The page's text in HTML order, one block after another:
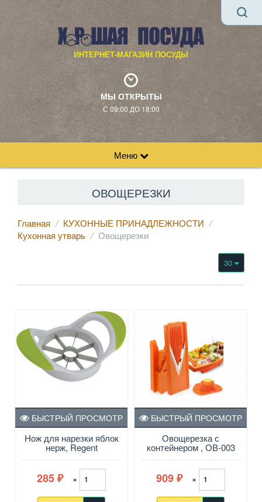
ИНТЕРНЕТ-МАГАЗИН ПОСУДЫ
МЫ ОТКРЫТЫ
С 09:00 ДО 18:00
Меню
ОВОЩЕРЕЗКИ
Главная
КУХОННЫЕ ПРИНАДЛЕЖНОСТИ
Кухонная утварь
Овощерезки
30
Нож для нарезки яблок
нерж, Regent
БЫСТРЫЙ ПРОСМОТР
285 ₽ ×
Овощерезка с
контейнером , ОВ-003
БЫСТРЫЙ ПРОСМОТР
909 ₽ ×